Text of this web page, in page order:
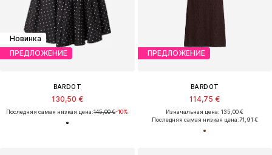
Новинка
ПРЕДЛОЖЕНИЕ
BARDOT
130,50 €
Последняя самая низкая цена:145,00 €-10%
ПРЕДЛОЖЕНИЕ
BARDOT
114,75 €
Изначальная цена: 135,00 €
Последняя самая низкая цена:71,91 €